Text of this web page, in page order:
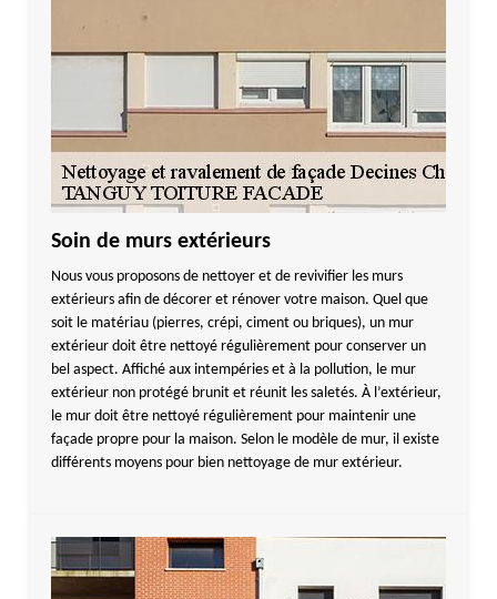
Soin de murs extérieurs
Nous vous proposons de nettoyer et de revivifier les murs
extérieurs afin de décorer et rénover votre maison. Quel que
soit le matériau (pierres, crépi, ciment ou briques), un mur
extérieur doit être nettoyé régulièrement pour conserver un
bel aspect. Affiché aux intempéries et à la pollution, le mur
extérieur non protégé brunit et réunit les saletés. À l’extérieur,
le mur doit être nettoyé régulièrement pour maintenir une
façade propre pour la maison. Selon le modèle de mur, il existe
différents moyens pour bien nettoyage de mur extérieur.